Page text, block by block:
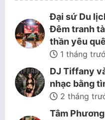
Đại sứ Du
Đêm tranh
thần yêu
1 tháng
DJ Tiffany
nhạc bằng
2 tháng
Tâm